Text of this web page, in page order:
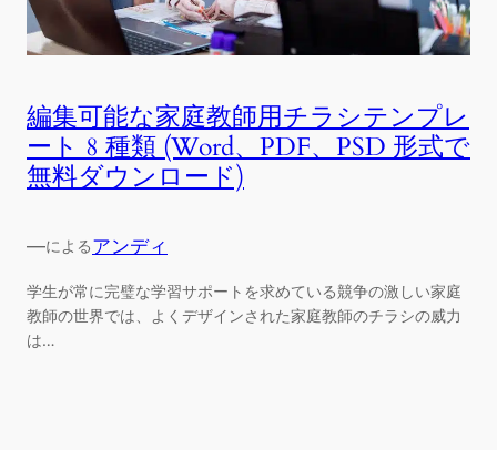
編集可能な家庭教師用チラシテンプレ
ート 8 種類 (Word、PDF、PSD 形式で
無料ダウンロード)
—によるアンディ
学生が常に完璧な学習サポートを求めている競争の激しい家庭
教師の世界では、よくデザインされた家庭教師のチラシの威力
は…